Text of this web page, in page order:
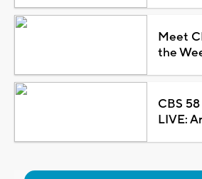
Meet
the
CBS
LIVE: